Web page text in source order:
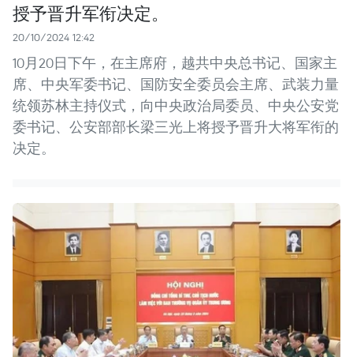
授予晋升军衔决定。
20/10/2024 12:42
10月20日下午，在主席府，越共中央总书记、国家主
席、中央军委书记、国防安全委员会主席、武装力量
统领苏林主持仪式，向中央政治局委员、中央公安党
委书记、公安部部长梁三光上将授予晋升大将军衔的
决定。